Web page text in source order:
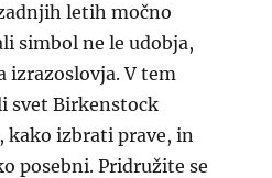
letih močno
simbol ne le udobja,
izrazoslovja. V tem
svet Birkenstock
izbrati prave, in
posebni. Pridružite se